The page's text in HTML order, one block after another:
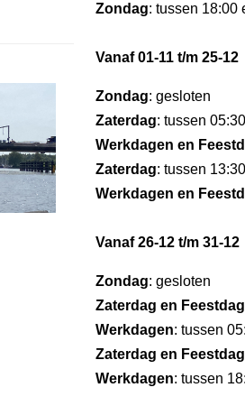
Zondag: tussen 18:00
Vanaf 01-11 t/m 25-12
Zondag: gesloten
Zaterdag: tussen
Werkdagen en
Zaterdag: tussen
Werkdagen en
Vanaf 26-12 t/m 31-12
Zondag: gesloten
Zaterdag en
Werkdagen: tussen
Zaterdag en
Werkdagen: tussen